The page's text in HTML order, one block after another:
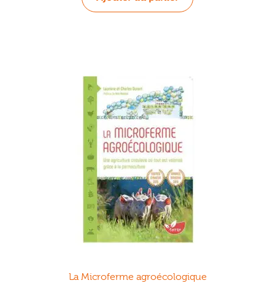
La Microferme agroécologique